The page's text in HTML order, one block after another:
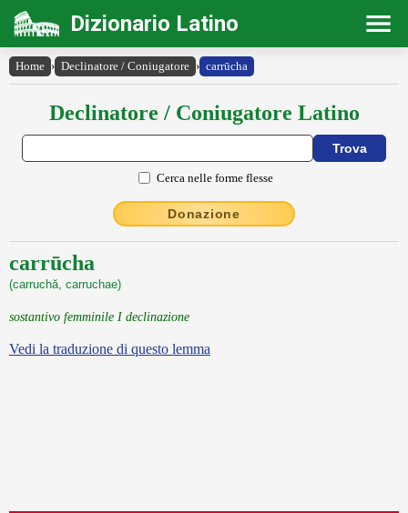
Dizionario Latino
Home › Declinatore / Coniugatore › carrūcha
Declinatore / Coniugatore Latino
Cerca nelle forme flesse
Donazione
carrūcha
(carruchă, carruchae)
sostantivo femminile I declinazione
Vedi la traduzione di questo lemma